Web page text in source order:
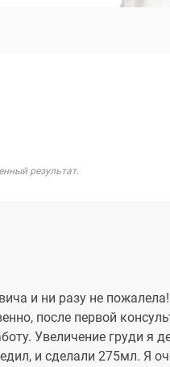
результат.
и ни разу не
после первой
Увеличение груди я
и сделали 275мл. Я